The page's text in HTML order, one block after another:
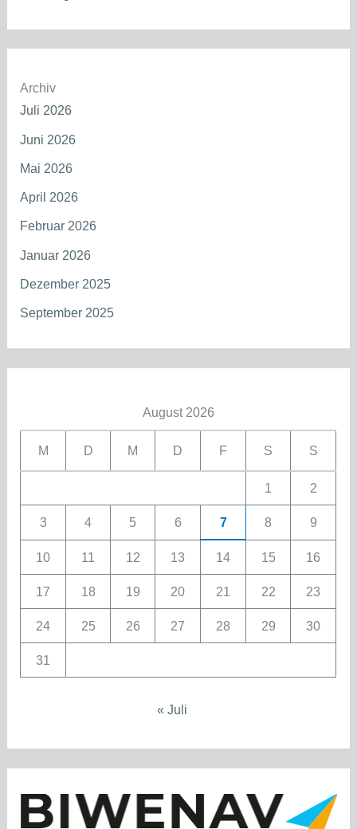
Archiv
Juli 2026
Juni 2026
Mai 2026
April 2026
Februar 2026
Januar 2026
Dezember 2025
September 2025
August 2026
M D M D F S S
1 2
3 4 5 6 7 8 9
10 11 12 13 14 15 16
17 18 19 20 21 22 23
24 25 26 27 28 29 30
31
« Juli